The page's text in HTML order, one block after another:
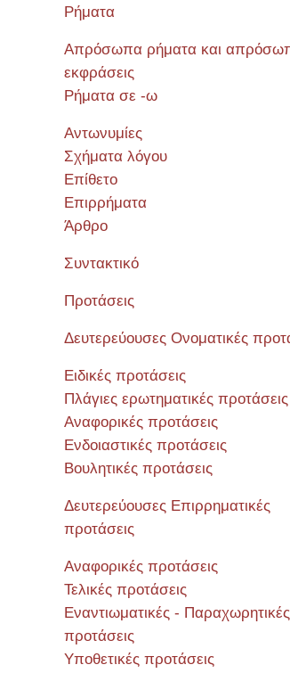
Ρήματα
Απρόσωπα ρήματα και
εκφράσεις
Ρήματα σε -ω
Αντωνυμίες
Σχήματα λόγου
Επίθετο
Επιρρήματα
Άρθρο
Συντακτικό
Προτάσεις
Δευτερεύουσες Ονοματικές
Ειδικές προτάσεις
Πλάγιες ερωτηματικές προτάσεις
Αναφορικές προτάσεις
Ενδοιαστικές προτάσεις
Βουλητικές προτάσεις
Δευτερεύουσες Επιρρηματικές
προτάσεις
Αναφορικές προτάσεις
Τελικές προτάσεις
Εναντιωματικές - Παραχωρητικές
προτάσεις
Υποθετικές προτάσεις